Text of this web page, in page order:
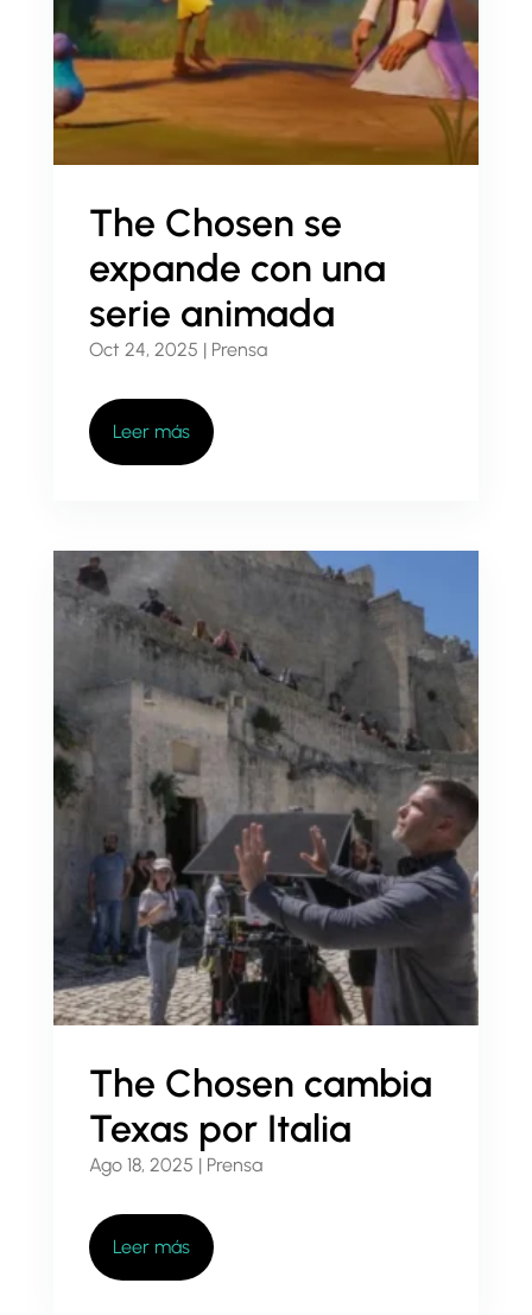
The Chosen se
expande con una
serie animada
Oct 24, 2025 | Prensa
Leer más
The Chosen cambia
Texas por Italia
Ago 18, 2025 | Prensa
Leer más